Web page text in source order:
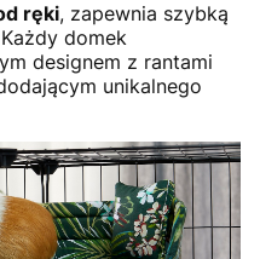
ręki, zapewnia szybką
domek
designem z rantami
unikalnego